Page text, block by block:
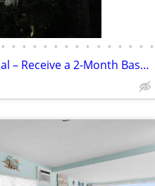
• • • • • • • • • • • • • • •
July Move-In Special – Receive a 2-Month Base Rent Credit!